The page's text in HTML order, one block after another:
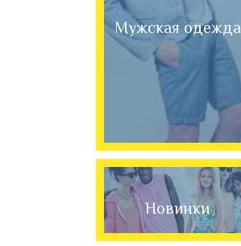
Мужская одежда
Новинки